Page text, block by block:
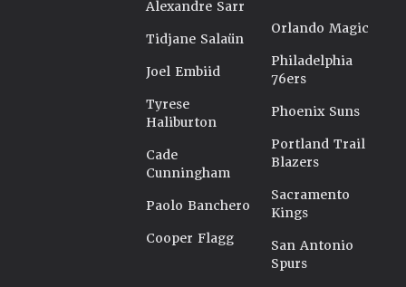
Alexandre Sarr
Tidjane Salaün
Joel Embiid
Tyrese
Haliburton
Cade
Cunningham
Paolo Banchero
Cooper Flagg
Orlando Magic
Philadelphia
76ers
Phoenix Suns
Portland Trail
Blazers
Sacramento
Kings
San Antonio
Spurs